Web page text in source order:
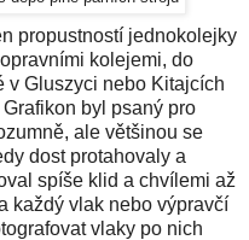
propustností jednokolejky
kolejemi, do
v Gluszyci nebo Kitajcích
byl psaný pro
ale většinou se
dost protahovaly a
spíše klid a chvílemi až
každý vlak nebo výpravčí
vlaky po nich